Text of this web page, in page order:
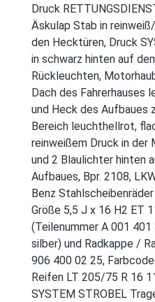
Druck
Äskulap Stab in
den Hecktüren, Druck
in schwarz hinten auf
Rückleuchten,
Dach des Fahrerhauses
und Heck des Aufbaues
Bereich leuchthellrot,
reinweißem Druck in der
und 2 Blaulichter hinten
Aufbaues, Bpr. 2108,
Benz
Größe 5,5 J x 16 H2 ET
(Teilenummer A 001
silber) und Radkappe /
906 400 02 25,
Reifen LT 205/75 R 16
SYSTEM STROBEL